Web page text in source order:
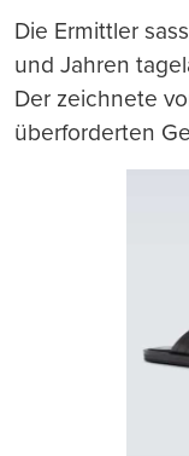
Die Ermittler
und Jahren
Der zeichnete
überforderten